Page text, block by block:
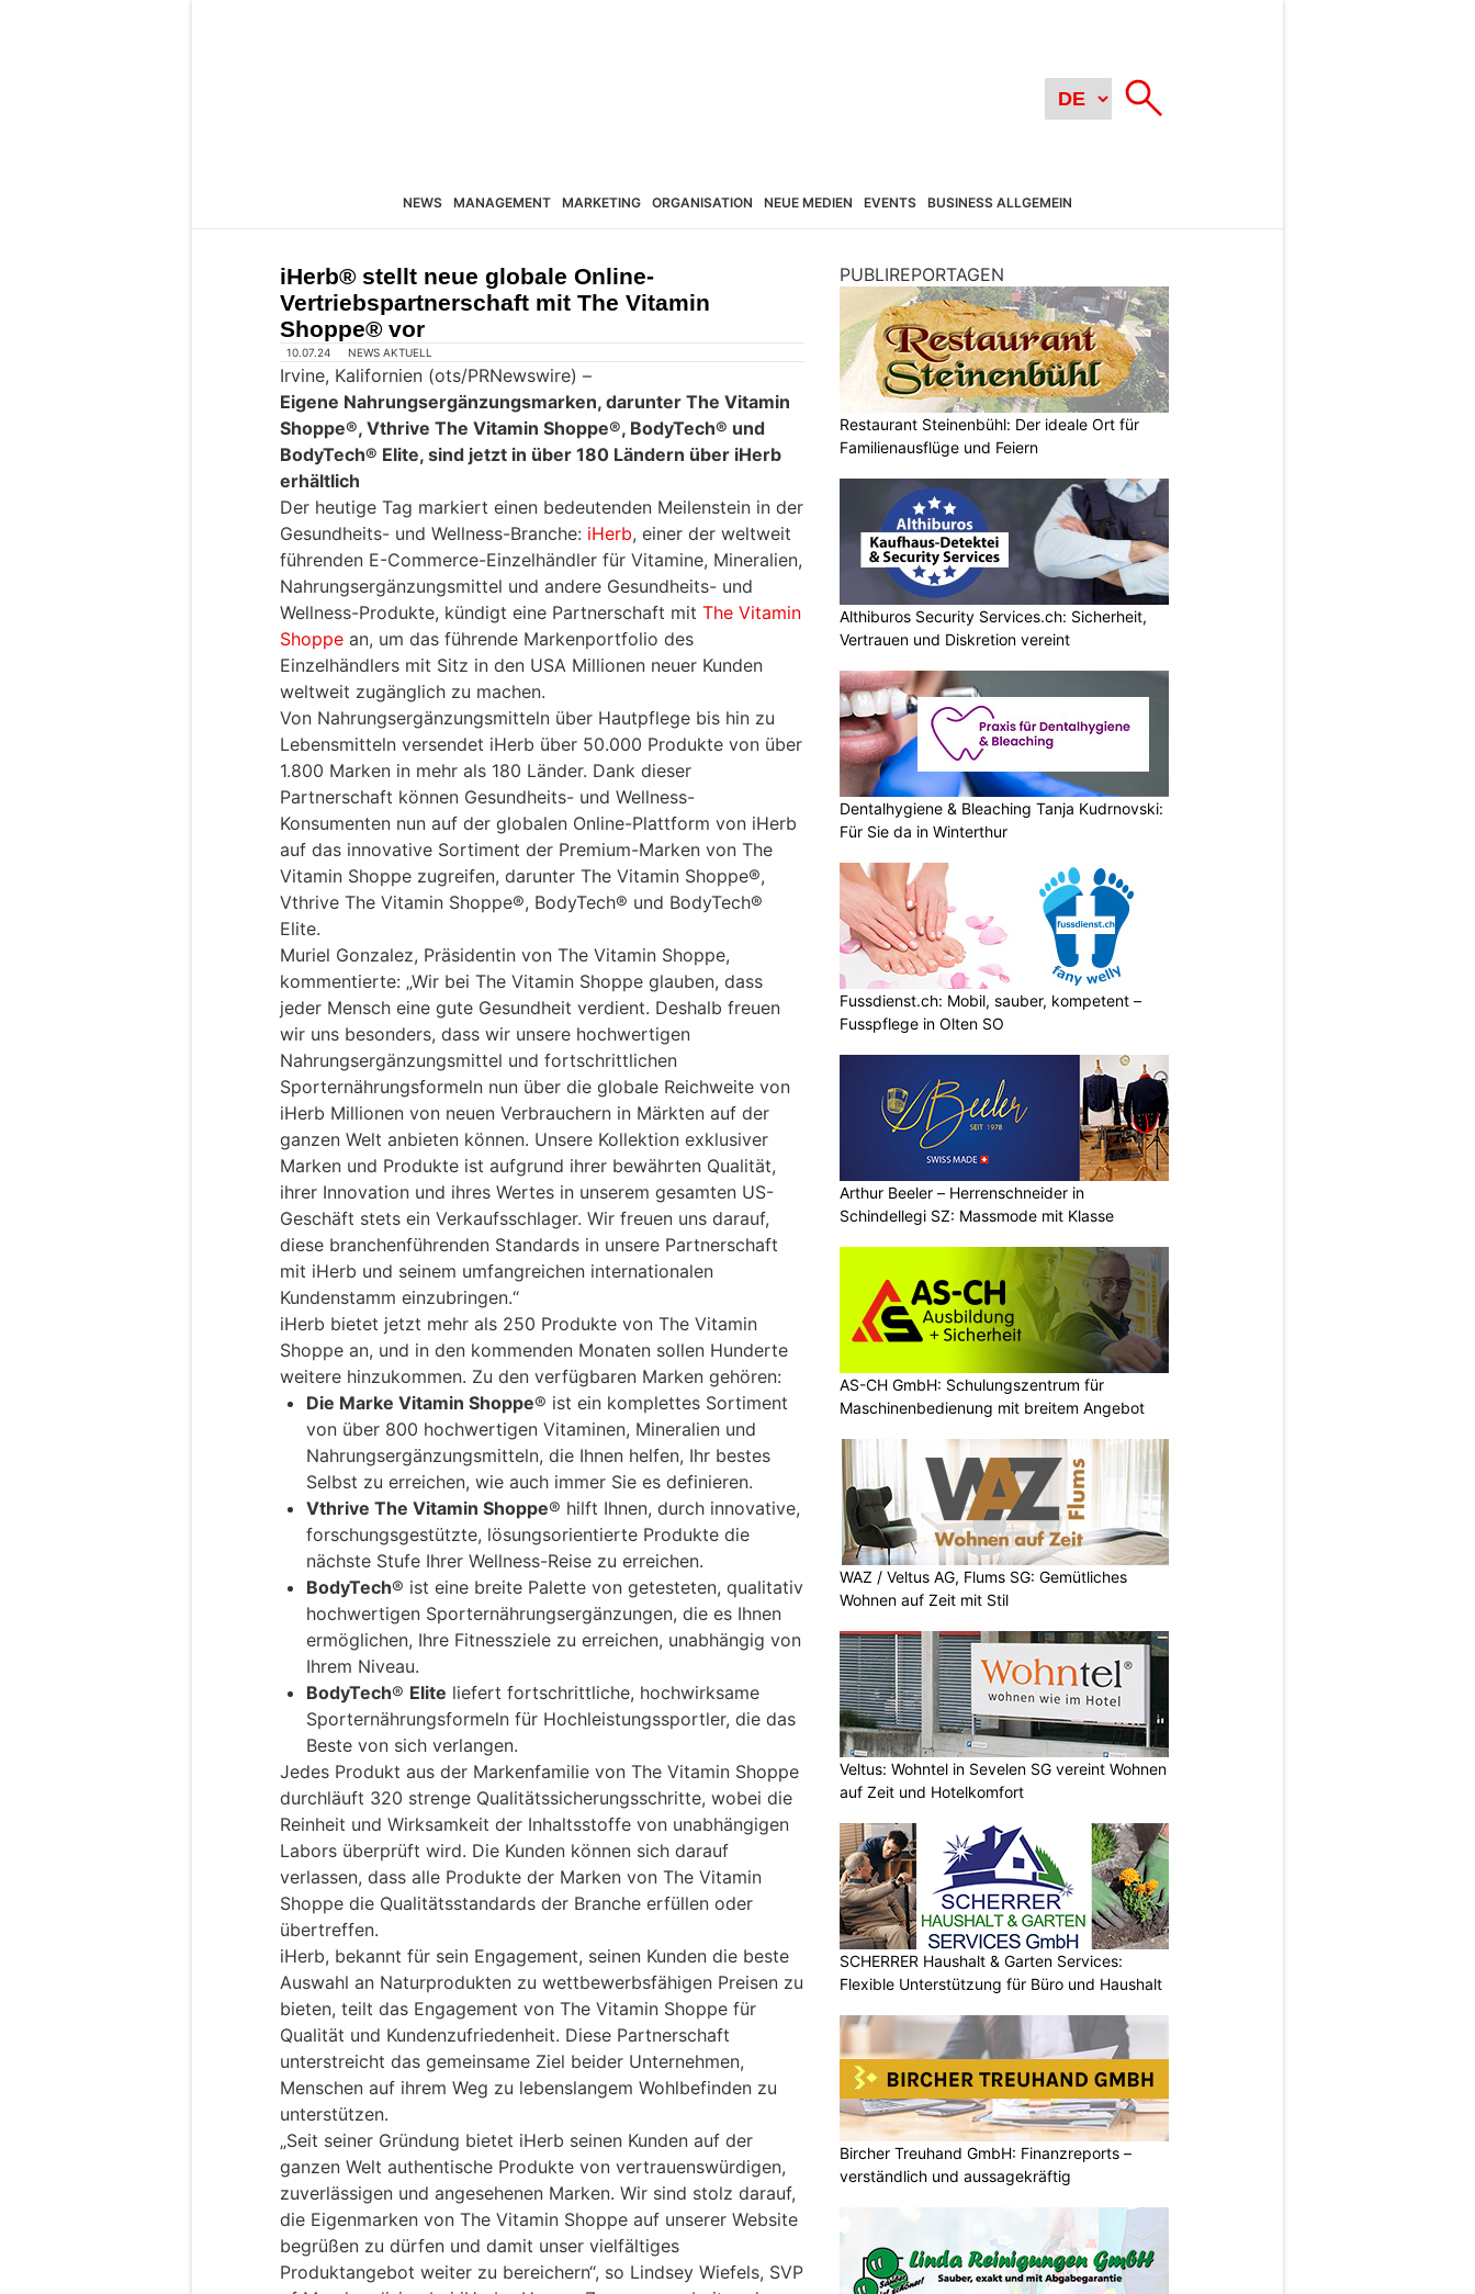
NEWS MANAGEMENT MARKETING ORGANISATION NEUE MEDIEN EVENTS BUSINESS ALLGEMEIN
iHerb® stellt neue globale Online-
Vertriebspartnerschaft mit The Vitamin
Shoppe® vor
10.07.24 NEWS AKTUELL
Irvine, Kalifornien (ots/PRNewswire) –
Eigene Nahrungsergänzungsmarken, darunter The Vitamin
Shoppe®, Vthrive The Vitamin Shoppe®, BodyTech® und
BodyTech® Elite, sind jetzt in über 180 Ländern über iHerb
erhältlich
Der heutige Tag markiert einen bedeutenden Meilenstein in der
Gesundheits- und Wellness-Branche: iHerb, einer der weltweit
führenden E-Commerce-Einzelhändler für Vitamine, Mineralien,
Nahrungsergänzungsmittel und andere Gesundheits- und
Wellness-Produkte, kündigt eine Partnerschaft mit The Vitamin
Shoppe an, um das führende Markenportfolio des
Einzelhändlers mit Sitz in den USA Millionen neuer Kunden
weltweit zugänglich zu machen.
Von Nahrungsergänzungsmitteln über Hautpflege bis hin zu
Lebensmitteln versendet iHerb über 50.000 Produkte von über
1.800 Marken in mehr als 180 Länder. Dank dieser
Partnerschaft können Gesundheits- und Wellness-
Konsumenten nun auf der globalen Online-Plattform von iHerb
auf das innovative Sortiment der Premium-Marken von The
Vitamin Shoppe zugreifen, darunter The Vitamin Shoppe®,
Vthrive The Vitamin Shoppe®, BodyTech® und BodyTech®
Elite.
Muriel Gonzalez, Präsidentin von The Vitamin Shoppe,
kommentierte: „Wir bei The Vitamin Shoppe glauben, dass
jeder Mensch eine gute Gesundheit verdient. Deshalb freuen
wir uns besonders, dass wir unsere hochwertigen
Nahrungsergänzungsmittel und fortschrittlichen
Sporternährungsformeln nun über die globale Reichweite von
iHerb Millionen von neuen Verbrauchern in Märkten auf der
ganzen Welt anbieten können. Unsere Kollektion exklusiver
Marken und Produkte ist aufgrund ihrer bewährten Qualität,
ihrer Innovation und ihres Wertes in unserem gesamten US-
Geschäft stets ein Verkaufsschlager. Wir freuen uns darauf,
diese branchenführenden Standards in unsere Partnerschaft
mit iHerb und seinem umfangreichen internationalen
Kundenstamm einzubringen.“
iHerb bietet jetzt mehr als 250 Produkte von The Vitamin
Shoppe an, und in den kommenden Monaten sollen Hunderte
weitere hinzukommen. Zu den verfügbaren Marken gehören:
Die Marke Vitamin Shoppe® ist ein komplettes Sortiment
von über 800 hochwertigen Vitaminen, Mineralien und
Nahrungsergänzungsmitteln, die Ihnen helfen, Ihr bestes
Selbst zu erreichen, wie auch immer Sie es definieren.
Vthrive The Vitamin Shoppe® hilft Ihnen, durch innovative,
forschungsgestützte, lösungsorientierte Produkte die
nächste Stufe Ihrer Wellness-Reise zu erreichen.
BodyTech® ist eine breite Palette von getesteten, qualitativ
hochwertigen Sporternährungsergänzungen, die es Ihnen
ermöglichen, Ihre Fitnessziele zu erreichen, unabhängig von
Ihrem Niveau.
BodyTech® Elite liefert fortschrittliche, hochwirksame
Sporternährungsformeln für Hochleistungssportler, die das
Beste von sich verlangen.
Jedes Produkt aus der Markenfamilie von The Vitamin Shoppe
durchläuft 320 strenge Qualitätssicherungsschritte, wobei die
Reinheit und Wirksamkeit der Inhaltsstoffe von unabhängigen
Labors überprüft wird. Die Kunden können sich darauf
verlassen, dass alle Produkte der Marken von The Vitamin
Shoppe die Qualitätsstandards der Branche erfüllen oder
übertreffen.
iHerb, bekannt für sein Engagement, seinen Kunden die beste
Auswahl an Naturprodukten zu wettbewerbsfähigen Preisen zu
bieten, teilt das Engagement von The Vitamin Shoppe für
Qualität und Kundenzufriedenheit. Diese Partnerschaft
unterstreicht das gemeinsame Ziel beider Unternehmen,
Menschen auf ihrem Weg zu lebenslangem Wohlbefinden zu
unterstützen.
„Seit seiner Gründung bietet iHerb seinen Kunden auf der
ganzen Welt authentische Produkte von vertrauenswürdigen,
zuverlässigen und angesehenen Marken. Wir sind stolz darauf,
die Eigenmarken von The Vitamin Shoppe auf unserer Website
begrüßen zu dürfen und damit unser vielfältiges
Produktangebot weiter zu bereichern“, so Lindsey Wiefels, SVP
PUBLIREPORTAGEN
Restaurant Steinenbühl: Der ideale Ort für
Familienausflüge und Feiern
Althiburos Security Services.ch: Sicherheit,
Vertrauen und Diskretion vereint
Dentalhygiene & Bleaching Tanja Kudrnovski:
Für Sie da in Winterthur
Fussdienst.ch: Mobil, sauber, kompetent –
Fusspflege in Olten SO
Arthur Beeler – Herrenschneider in
Schindellegi SZ: Massmode mit Klasse
AS-CH GmbH: Schulungszentrum für
Maschinenbedienung mit breitem Angebot
WAZ / Veltus AG, Flums SG: Gemütliches
Wohnen auf Zeit mit Stil
Veltus: Wohntel in Sevelen SG vereint Wohnen
auf Zeit und Hotelkomfort
SCHERRER Haushalt & Garten Services:
Flexible Unterstützung für Büro und Haushalt
Bircher Treuhand GmbH: Finanzreports –
verständlich und aussagekräftig